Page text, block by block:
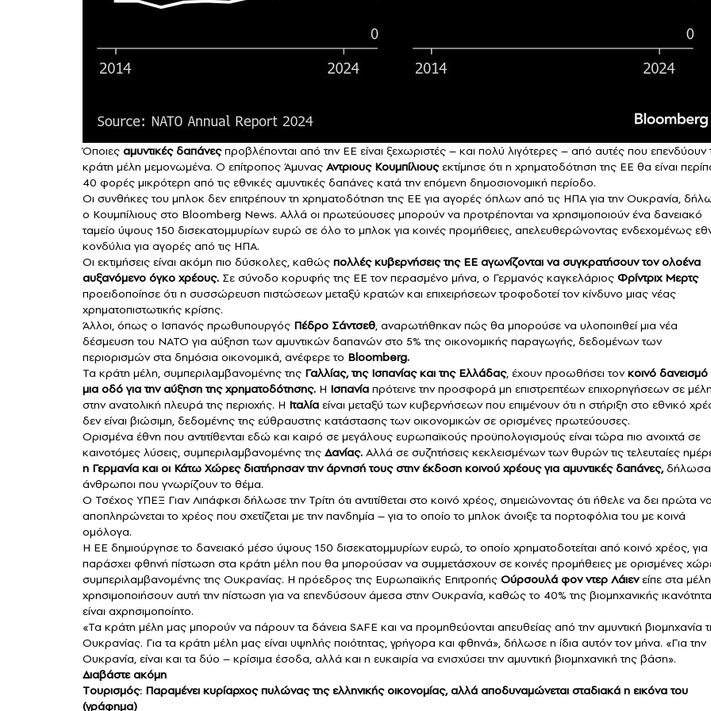
Όποιες αμυντικές δαπάνεςπροβλέπονται από την ΕΕ είναι ξεχωριστές – και πολύ λιγότερες – από αυτές που επενδύουν
κράτη μέλη μεμονωμένα. Ο επίτροπος Άμυνας Αντριους Κουμπίλιουςεκτίμησε ότι η χρηματοδότηση της ΕΕ θα είναι
40 φορές μικρότερη από τις εθνικές αμυντικές δαπάνες κατά την επόμενη δημοσιονομική περίοδο.
Οι συνθήκες του μπλοκ δεν επιτρέπουν τη χρηματοδότηση της ΕΕ για αγορές όπλων από τις ΗΠΑ για την Ουκρανία,
ο Κουμπίλιους στο Bloomberg News. Αλλά οι πρωτεύουσες μπορούν να προτρέπονται να χρησιμοποιούν ένα δανειακό
ταμείο ύψους 150 δισεκατομμυρίων ευρώ σε όλο το μπλοκ για κοινές προμήθειες, απελευθερώνοντας ενδεχομένως
κονδύλια για αγορές από τις ΗΠΑ.
Οι εκτιμήσεις είναι ακόμη πιο δύσκολες, καθώς πολλές κυβερνήσεις της ΕΕ αγωνίζονται να συγκρατήσουν τον ολοένα
αυξανόμενο όγκο χρέους. Σε σύνοδο κορυφής της ΕΕ τον περασμένο μήνα, ο Γερμανός καγκελάριος Φρίντριχ Μερτς
προειδοποίησε ότι η συσσώρευση πιστώσεων μεταξύ κρατών και επιχειρήσεων τροφοδοτεί τον κίνδυνο μιας νέας
χρηματοπιστωτικής κρίσης.
Άλλοι, όπως ο Ισπανός πρωθυπουργός Πέδρο Σάντσεθ, αναρωτήθηκαν πώς θα μπορούσε να υλοποιηθεί μια νέα
δέσμευση του ΝΑΤΟ για αύξηση των αμυντικών δαπανών στο 5% της οικονομικής παραγωγής, δεδομένων των
περιορισμών στα δημόσια οικονομικά, ανέφερε το Bloomberg.
Τα κράτη μέλη, συμπεριλαμβανομένης της Γαλλίας, της Ισπανίας και της Ελλάδας, έχουν προωθήσει τονκοινό
μια οδό για την αύξηση της χρηματοδότησης. Η Ισπανία πρότεινε την προσφορά μη επιστρεπτέων επιχορηγήσεων σε μέλη
στην ανατολική πλευρά της περιοχής. Η Ιταλία είναι μεταξύ των κυβερνήσεων που επιμένουν ότι η στήριξη στο εθνικό
δεν είναι βιώσιμη, δεδομένης της εύθραυστης κατάστασης των οικονομικών σε ορισμένες πρωτεύουσες.
Ορισμένα έθνη που αντιτίθενται εδώ και καιρό σε μεγάλους ευρωπαϊκούς προϋπολογισμούς είναι τώρα πιο ανοιχτά σε
καινοτόμες λύσεις, συμπεριλαμβανομένης της Δανίας. Αλλά σε συζητήσεις κεκλεισμένων των θυρών τις τελευταίες
η Γερμανία και οι Κάτω Χώρες διατήρησαν την άρνησή τους στην έκδοση κοινού χρέους για αμυντικές δαπάνες,
άνθρωποι που γνωρίζουν το θέμα.
Ο Τσέχος ΥΠΕΞ Γιαν Λιπάφκσι δήλωσε την Τρίτη ότι αντιτίθεται στο κοινό χρέος, σημειώνοντας ότι ήθελε να δει πρώτα να
αποπληρώνεται το χρέος που σχετίζεται με την πανδημία – για το οποίο το μπλοκ άνοιξε τα πορτοφόλια του με κοινά
ομόλογα.
Η ΕΕ δημιούργησε το δανειακό μέσο ύψους 150 δισεκατομμυρίων ευρώ, το οποίο χρηματοδοτείται από κοινό χρέος, για
παράσχει φθηνή πίστωση στα κράτη μέλη που θα μπορούσαν να συμμετάσχουν σε κοινές προμήθειες με ορισμένες
συμπεριλαμβανομένης της Ουκρανίας. Η πρόεδρος της Ευρωπαϊκής Επιτροπής Ούρσουλά φον ντερ Λάιενείπε στα
χρησιμοποιήσουν αυτή την πίστωση για να επενδύσουν άμεσα στην Ουκρανία, καθώς το 40% της βιομηχανικής
είναι αχρησιμοποίητο.
«Τα κράτη μέλη μας μπορούν να πάρουν τα δάνεια SAFE και να προμηθεύονται απευθείας από την αμυντική βιομηχανία
Ουκρανίας. Για τα κράτη μέλη μας είναι υψηλής ποιότητας, γρήγορα και φθηνά», δήλωσε η ίδια αυτόν τον μήνα. «Για την
Ουκρανία, είναι και τα δύο – κρίσιμα έσοδα, αλλά και η ευκαιρία να ενισχύσει την αμυντική βιομηχανική της βάση».
Διαβάστε ακόμη
Tουρισμός: Παραμένει κυρίαρχος πυλώνας της ελληνικής οικονομίας, αλλά αποδυναμώνεται σταδιακά η εικόνα του
(γράφημα)